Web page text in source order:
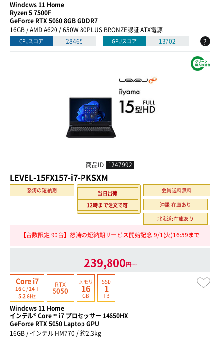
Windows 11 Home
Ryzen 5 7500F
GeForce RTX 5060 8GB GDDR7
16GB / AMD A620 / 650W 80PLUS BRONZE認証 ATX電源
CPUスコア 28465 GPUスコア 13702 ?
商品ID 1247992
LEVEL-15FX157-i7-PKSXM
怒涛の短納期
当日出荷
12時まで注文で可
会員送料無料
沖縄:在庫あり
北海道:在庫あり
【台数限定 90台】怒涛の短納期サービス開始記念 9/1(火)16:59まで
239,800円〜
Core i7
16C /24T
5.2 GHz
RTX
5050
メモリ
16
GB
SSD
1
TB
Windows 11 Home
インテル® Core™ i7 プロセッサー 14650HX
GeForce RTX 5050 Laptop GPU
16GB / インテル HM770 / 約2.3kg